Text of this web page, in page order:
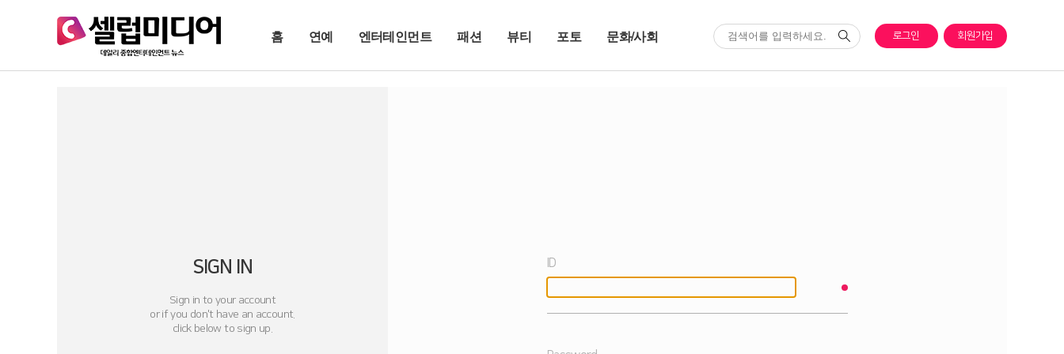
로그인 회원가입
홈 연예 엔터테인먼트 패션 뷰티 포토 문화/사회
SIGN IN
Sign in to your account
or if you don't have an account.
click below to sign up.
ID